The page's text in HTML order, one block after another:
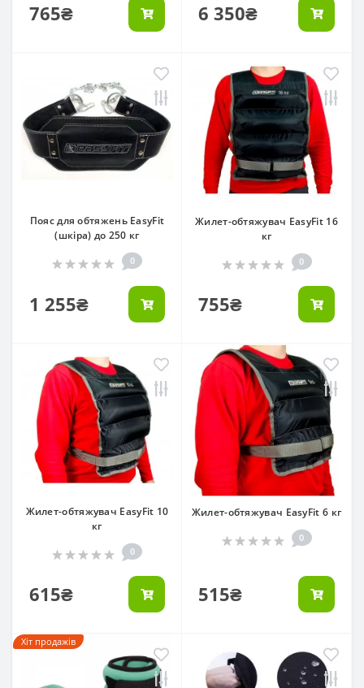
765₴ 6 350₴
Пояс для обтяжень EasyFit
(шкіра) до 250 кг
0
1 255₴
Жилет-обтяжувач EasyFit 16
кг
0
755₴
Жилет-обтяжувач EasyFit 10
кг
0
615₴
Жилет-обтяжувач EasyFit 6 кг
0
515₴
Хіт продажів